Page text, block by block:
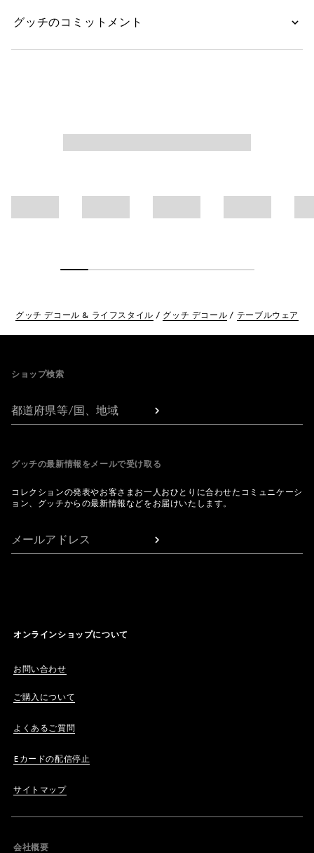
グッチのコミットメント
グッチ デコール & ライフスタイル グッチ デコール テーブルウェア
ショップ検索
都道府県等/国、地域
グッチの最新情報をメールで受け取る
コレクションの発表やお客さまお一人おひとりに合わせたコミュニケーシ
ョン、グッチからの最新情報などをお届けいたします。
メールアドレス
オンラインショップについて
お問い合わせ
ご購入について
よくあるご質問
Eカードの配信停止
サイトマップ
会社概要